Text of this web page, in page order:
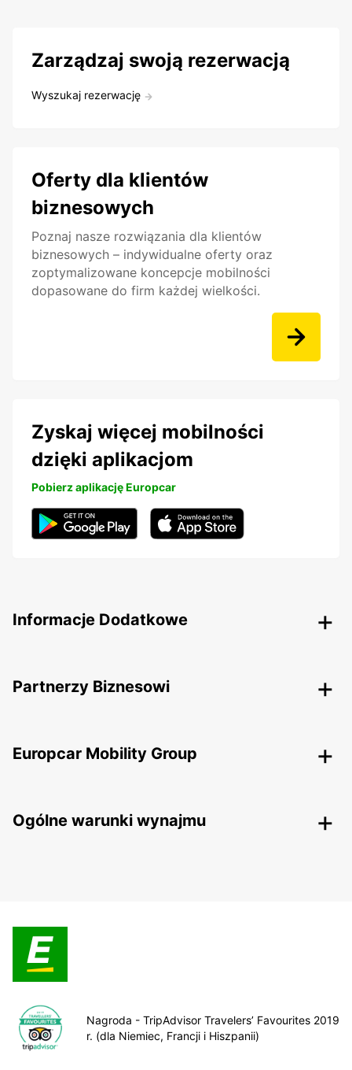
Zarządzaj swoją rezerwacją
Wyszukaj rezerwację
Oferty dla klientów
biznesowych
Poznaj nasze rozwiązania dla klientów
biznesowych – indywidualne oferty oraz
zoptymalizowane koncepcje mobilności
dopasowane do firm każdej wielkości.
Zyskaj więcej mobilności
dzięki aplikacjom
Pobierz aplikację Europcar
Informacje Dodatkowe
Partnerzy Biznesowi
Europcar Mobility Group
Ogólne warunki wynajmu
Nagroda - TripAdvisor Travelers’ Favourites 2019
r. (dla Niemiec, Francji i Hiszpanii)